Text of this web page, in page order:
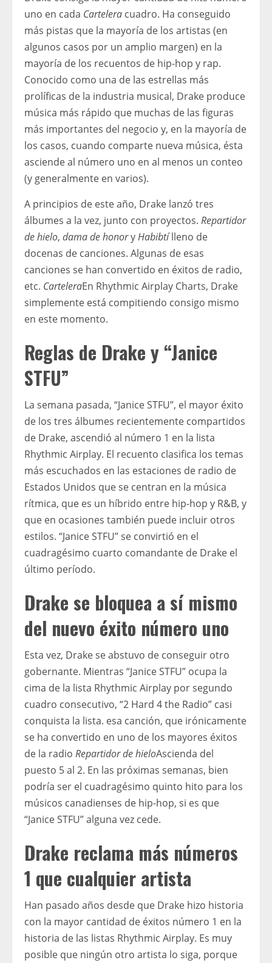
uno en cada Cartelera cuadro. Ha conseguido
más pistas que la mayoría de los artistas (en
algunos casos por un amplio margen) en la
mayoría de los recuentos de hip-hop y rap.
Conocido como una de las estrellas más
prolíficas de la industria musical, Drake produce
música más rápido que muchas de las figuras
más importantes del negocio y, en la mayoría de
los casos, cuando comparte nueva música, ésta
asciende al número uno en al menos un conteo
(y generalmente en varios).
A principios de este año, Drake lanzó tres
álbumes a la vez, junto con proyectos. Repartidor
de hielo, dama de honoryHabibtílleno de
docenas de canciones. Algunas de esas
canciones se han convertido en éxitos de radio,
etc. CarteleraEn Rhythmic Airplay Charts, Drake
simplemente está compitiendo consigo mismo
en este momento.
Reglas de Drake y “Janice
STFU”
La semana pasada, “Janice STFU”, el mayor éxito
de los tres álbumes recientemente compartidos
de Drake, ascendió al número 1 en la lista
Rhythmic Airplay. El recuento clasifica los temas
más escuchados en las estaciones de radio de
Estados Unidos que se centran en la música
rítmica, que es un híbrido entre hip-hop y R&B, y
que en ocasiones también puede incluir otros
estilos. “Janice STFU” se convirtió en el
cuadragésimo cuarto comandante de Drake el
último período.
Drake se bloquea a sí mismo
del nuevo éxito número uno
Esta vez, Drake se abstuvo de conseguir otro
gobernante. Mientras “Janice STFU” ocupa la
cima de la lista Rhythmic Airplay por segundo
cuadro consecutivo, “2 Hard 4 the Radio” casi
conquista la lista. esa canción, que irónicamente
se ha convertido en uno de los mayores éxitos
de la radio Repartidor de hieloAscienda del
puesto 5 al 2. En las próximas semanas, bien
podría ser el cuadragésimo quinto hito para los
músicos canadienses de hip-hop, si es que
“Janice STFU” alguna vez cede.
Drake reclama más números
1 que cualquier artista
Han pasado años desde que Drake hizo historia
con la mayor cantidad de éxitos número 1 en la
historia de las listas Rhythmic Airplay. Es muy
posible que ningún otro artista lo siga, porque